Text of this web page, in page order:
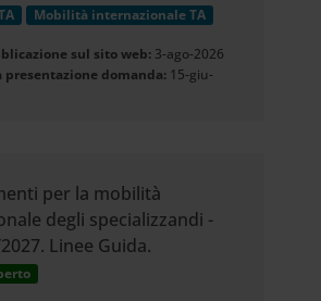
Mobilità internazionale TA
sul sito web: 3-ago-2026
presentazione domanda: 15-giu-
per la mobilità
degli specializzandi -
Linee Guida.